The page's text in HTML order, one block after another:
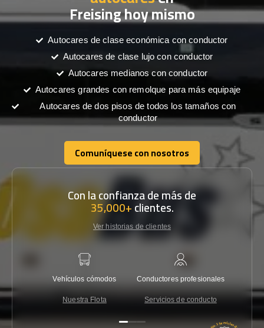
Freising hoy mismo
Autocares de clase económica con conductor
Autocares de clase lujo con conductor
Autocares medianos con conductor
Autocares grandes con remolque para más equipaje
Autocares de dos pisos de todos los tamaños con
conductor
Comuníquese con nosotros
Comuníquese con nosotros
Con la confianza de más de
35,000+clientes.
Ver historias de clientes
Vehículos cómodos
Nuestra Flota
Conductores profesionales
Servicios de conducto